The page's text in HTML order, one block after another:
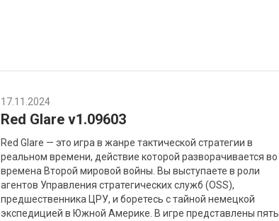
17.11.2024
Red Glare v1.09603
Red Glare — это игра в жанре тактической стратегии в
реальном времени, действие которой разворачивается во
времена Второй мировой войны. Вы выступаете в роли
агентов Управления стратегических служб (OSS),
предшественника ЦРУ, и боретесь с тайной немецкой
экспедицией в Южной Америке. В игре представлены пять